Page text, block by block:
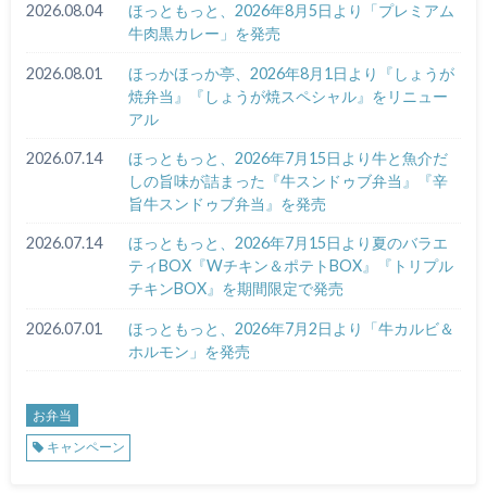
2026.08.04
ほっともっと、2026年8月5日より「プレミアム
牛肉黒カレー」を発売
2026.08.01
ほっかほっか亭、2026年8月1日より『しょうが
焼弁当』『しょうが焼スペシャル』をリニュー
アル
2026.07.14
ほっともっと、2026年7月15日より牛と魚介だ
しの旨味が詰まった『牛スンドゥブ弁当』『辛
旨牛スンドゥブ弁当』を発売
2026.07.14
ほっともっと、2026年7月15日より夏のバラエ
ティBOX『Wチキン＆ポテトBOX』『トリプル
チキンBOX』を期間限定で発売
2026.07.01
ほっともっと、2026年7月2日より「牛カルビ＆
ホルモン」を発売
お弁当
キャンペーン